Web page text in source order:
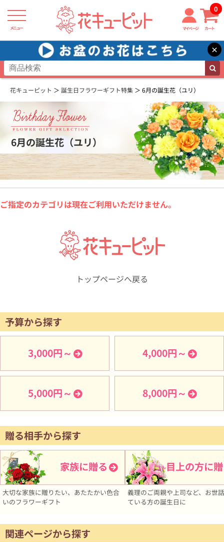
メニュー マイページ カート
0
×
花キューピット 誕生日フラワーギフト特集 6月の誕生花（ユリ）
6月の誕生花（ユリ）
ご指定のカテゴリは現在ご利用いただけません。
トップページへ戻る
予算から探す
3,000円～ 4,000円～
5,000円～ 8,000円～
贈る相手から探す
家族に贈る
大切な家族に贈りたい、あたたかい色合
いのフラワーギフト
目上の方に
義理のご両親や上司など、お世
ている方の誕生日に
関連ページから探す